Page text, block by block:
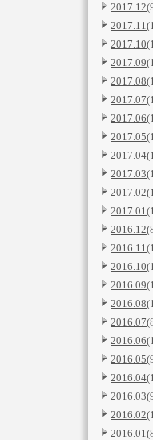
2017.12
2017.11
2017.10
2017.09
2017.08
2017.07
2017.06
2017.05
2017.04
2017.03
2017.02
2017.01
2016.12
2016.11
2016.10
2016.09
2016.08
2016.07
2016.06
2016.05
2016.04
2016.03
2016.02
2016.01